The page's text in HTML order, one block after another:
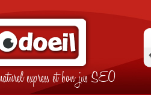
express et bon jus SEO